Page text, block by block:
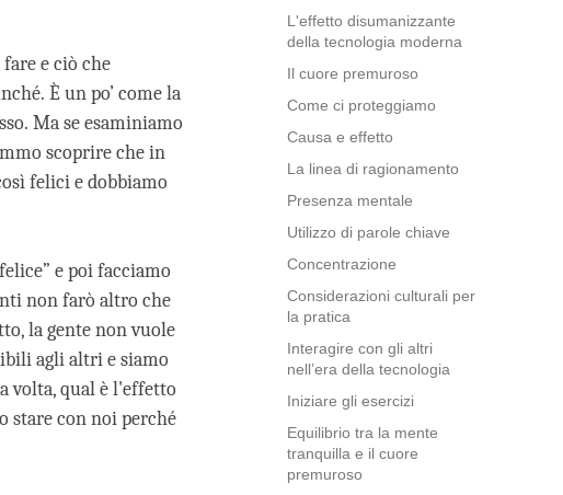
L'effetto disumanizzante
della tecnologia moderna
Il cuore premuroso
Come ci proteggiamo
Causa e effetto
La linea di ragionamento
Presenza mentale
Utilizzo di parole chiave
Concentrazione
Considerazioni culturali per
la pratica
Interagire con gli altri
nell’era della tecnologia
Iniziare gli esercizi
Equilibrio tra la mente
tranquilla e il cuore
premuroso
e ciò che
È un po’ come la
Ma se esaminiamo
scoprire che in
felici e dobbiamo
e poi facciamo
non farò altro che
la gente non vuole
agli altri e siamo
volta, qual è l'effetto
stare con noi perché